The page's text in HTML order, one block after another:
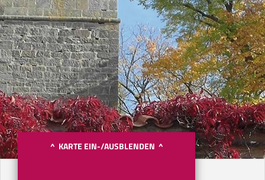
^ KARTE EIN-/AUSBLENDEN ^